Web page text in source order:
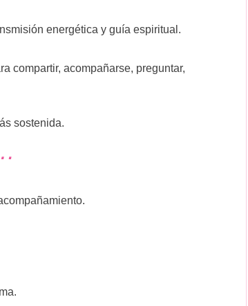
energética y guía espiritual.
compartir, acompañarse, preguntar,
sostenida.